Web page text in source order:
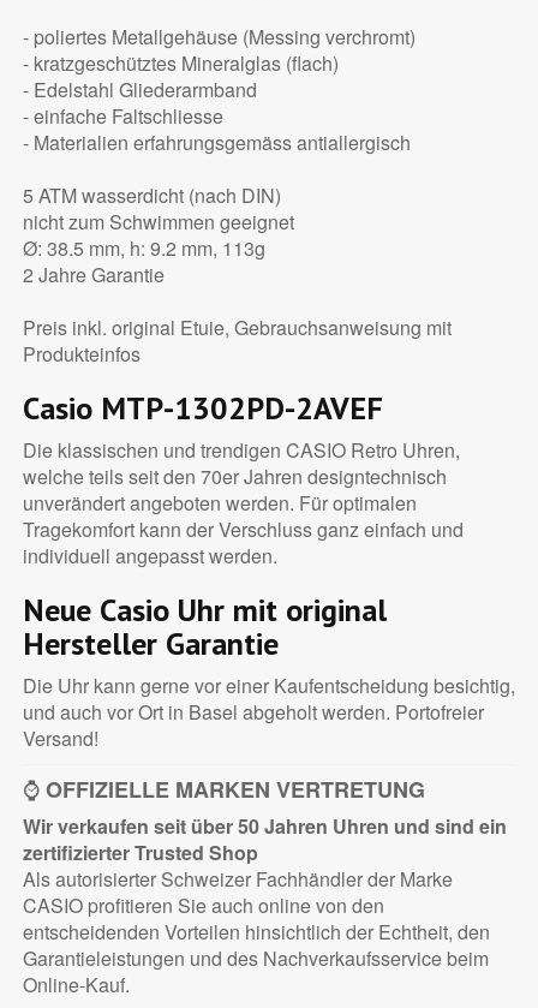
- poliertes Metallgehäuse (Messing verchromt)
- kratzgeschütztes Mineralglas (flach)
- Edelstahl Gliederarmband
- einfache Faltschliesse
- Materialien erfahrungsgemäss antiallergisch
5 ATM wasserdicht (nach DIN)
nicht zum Schwimmen geeignet
Ø: 38.5 mm, h: 9.2 mm, 113g
2 Jahre Garantie
Preis inkl. original Etuie, Gebrauchsanweisung mit
Produkteinfos
Casio MTP-1302PD-2AVEF
Die klassischen und trendigen CASIO Retro Uhren,
welche teils seit den 70er Jahren designtechnisch
unverändert angeboten werden. Für optimalen
Tragekomfort kann der Verschluss ganz einfach und
individuell angepasst werden.
Neue Casio Uhr mit original
Hersteller Garantie
Die Uhr kann gerne vor einer Kaufentscheidung besichtig,
und auch vor Ort in Basel abgeholt werden. Portofreier
Versand!
⌚OFFIZIELLE MARKEN VERTRETUNG
Wir verkaufen seit über 50 Jahren Uhren und sind ein
zertifizierterTrusted Shop
Als autorisierter Schweizer Fachhändler der Marke
CASIO profitieren Sie auch online von den
entscheidenden Vorteilen hinsichtlich der Echtheit, den
Garantieleistungen und des Nachverkaufsservice beim
Online-Kauf.